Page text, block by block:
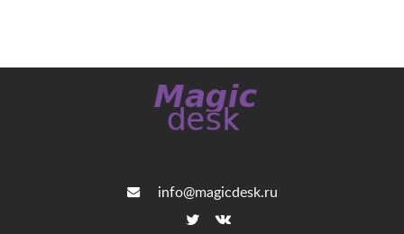
info@magicdesk.ru